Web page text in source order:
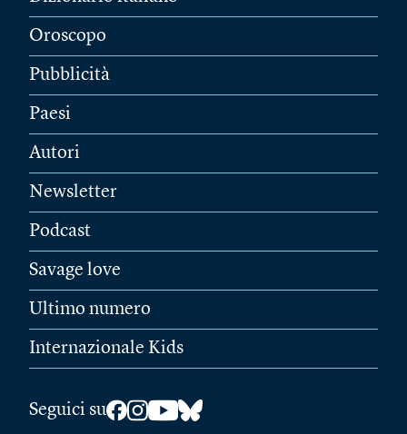
Oroscopo
Pubblicità
Paesi
Autori
Newsletter
Podcast
Savage love
Ultimo numero
Internazionale Kids
Seguici su